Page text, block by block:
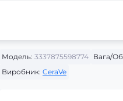
Модель: 3337875598774 Вага/
Виробник: CeraVe